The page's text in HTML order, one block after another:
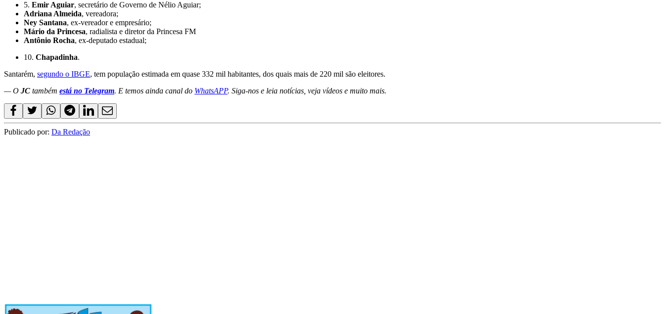
5. Emir Aguiar, secretário de Governo de Nélio Aguiar;
Adriana Almeida, vereadora;
Ney Santana, ex-vereador e empresário;
Mário da Princesa, radialista e diretor da Princesa FM
Antônio Rocha, ex-deputado estadual;
10. Chapadinha.
Santarém, segundo o IBGE, tem população estimada em quase 332 mil habitantes, dos quais mais de 220 mil são eleitores.
— O JC também está no Telegram. E temos ainda canal do WhatsAPP. Siga-nos e leia notícias, veja vídeos e muito mais.
Publicado por: Da Redação